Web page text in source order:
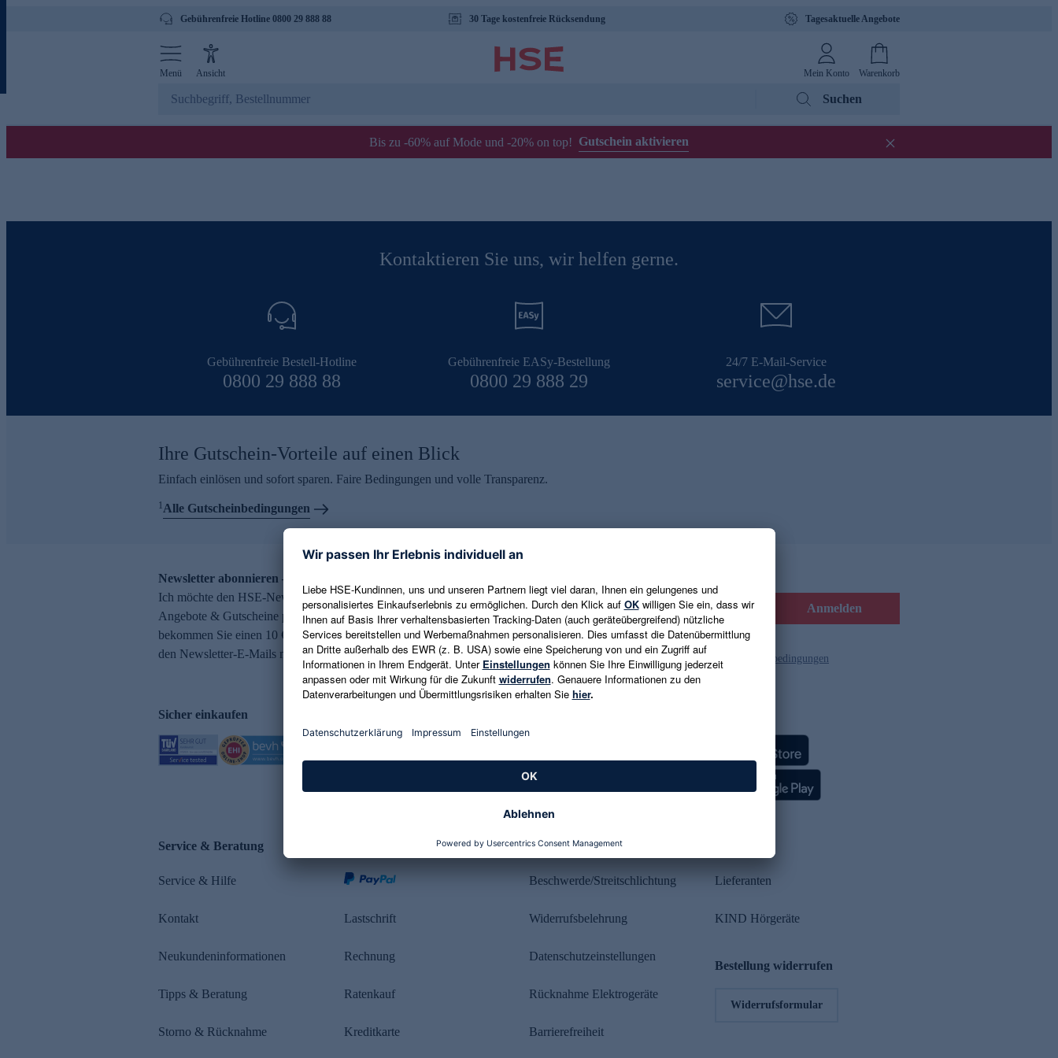
Gebührenfreie Hotline 0800 29 888 88 30 Tage kostenfreie Rücksendung Tagesaktuelle Angebote
Menü Ansicht Mein Konto Warenkorb
Suchen
Bis zu -60% auf Mode und -20% on top! Gutschein aktivieren
Kontaktieren Sie uns, wir helfen gerne.
Gebührenfreie Bestell-Hotline
0800 29 888 88
Gebührenfreie EASy-Bestellung
0800 29 888 29
24/7 E-Mail-Service
service@hse.de
Ihre Gutschein-Vorteile auf einen Blick
Einfach einlösen und sofort sparen. Faire Bedingungen und volle Transparenz.
1Alle Gutscheinbedingungen
Newsletter abonnieren – 10 € Gutschein erhalten
Ich möchte den HSE-Newsletter abonnieren und aktuelle Trends,
Angebote & Gutscheine per E-Mail erhalten. Als Dankeschön
bekommen Sie einen 10 € Gutschein. Eine Abmeldung ist jederzeit in
den Newsletter-E-Mails möglich.
E-Mail-Adresse eingeben Anmelden
Es gelten die Datenschutzrichtlinien und die Gutscheinbedingungen
Sicher einkaufen
Service & Beratung
Service & Hilfe
Kontakt
Neukundeninformationen
Tipps & Beratung
Storno & Rücknahme
Lastschrift
Rechnung
Ratenkauf
Kreditkarte
Rechtliches
Beschwerde/Streitschlichtung
Widerrufsbelehrung
Datenschutzeinstellungen
Rücknahme Elektrogeräte
Barrierefreiheit
Lieferanten
KIND Hörgeräte
Bestellung widerrufen
Widerrufsformular